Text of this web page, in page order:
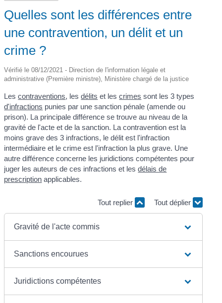
Quelles sont les différences entre
une contravention, un délit et un
crime ?
Vérifié le 08/12/2021 - Direction de l'information légale et
administrative (Première ministre), Ministère chargé de la justice
Lescontraventions, lesdélits et lescrimes sont les 3 types
d'infractions punies par une sanction pénale (amende ou
prison). La principale différence se trouve au niveau de la
gravité de l'acte et de la sanction. La contravention est la
moins grave des 3 infractions, le délit est l'infraction
intermédiaire et le crime est l'infraction la plus grave. Une
autre différence concerne les juridictions compétentes pour
juger les auteurs de ces infractions et lesdélais de
prescription applicables.
Tout replier Tout déplier
Gravité de l'acte commis
Sanctions encourues
Juridictions compétentes